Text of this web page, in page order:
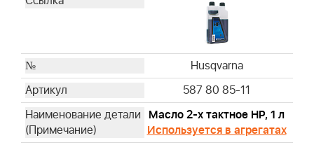
Husqvarna
Husqvarna
Husqvarna
Husqvarna
Husqvarna
Husqvarna
Husqvarna
Husqvarna
Husqvarna
587 80 85-11
Масло 2-х тактное HP, 1 л
Используется в агрегатах